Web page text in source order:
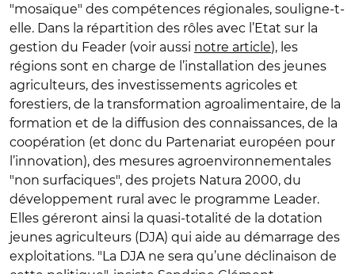
"mosaïque" des compétences régionales, souligne-t-
elle. Dans la répartition des rôles avec l’Etat sur la
gestion du Feader (voir aussi notre article), les
régions sont en charge de l’installation des jeunes
agriculteurs, des investissements agricoles et
forestiers, de la transformation agroalimentaire, de la
formation et de la diffusion des connaissances, de la
coopération (et donc du Partenariat européen pour
l’innovation), des mesures agroenvironnementales
"non surfaciques", des projets Natura 2000, du
développement rural avec le programme Leader.
Elles géreront ainsi la quasi-totalité de la dotation
jeunes agriculteurs (DJA) qui aide au démarrage des
exploitations. "La DJA ne sera qu’une déclinaison de